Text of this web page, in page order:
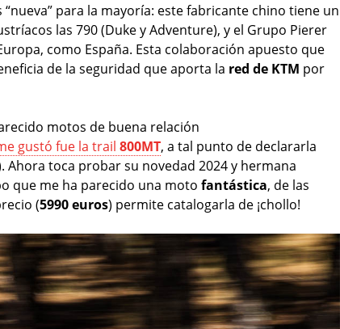
“nueva” para la mayoría: este fabricante chino tiene un
las 790 (Duke y Adventure), y el Grupo Pierer
como España. Esta colaboración apuesto que
de la seguridad que aporta la red de KTM por
motos de buena relación
gustó fue la trail 800MT, a tal punto de declararla
toca probar su novedad 2024 y hermana
que me ha parecido una moto fantástica, de las
(5990 euros) permite catalogarla de ¡chollo!